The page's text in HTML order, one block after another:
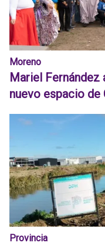
Moreno
Mariel
nuevo espacio de
Provincia